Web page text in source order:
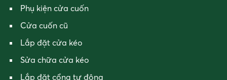
Phụ kiện cửa cuốn
Cửa cuốn cũ
Lắp đặt cửa kéo
Sửa chữa cửa kéo
Lắp đặt cổng tự động